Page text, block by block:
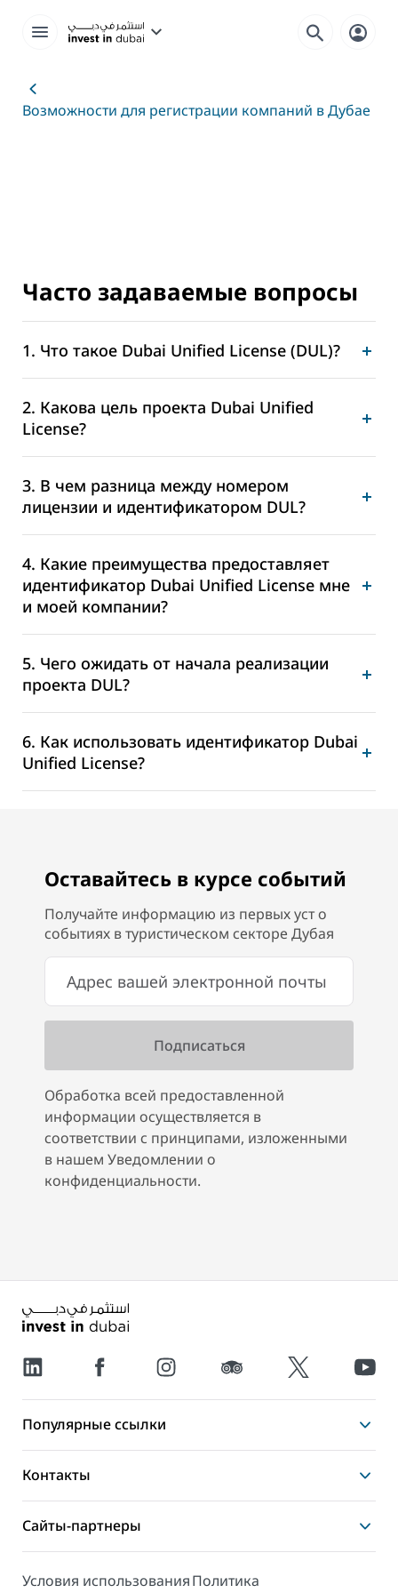
Возможности для регистрации компаний в Дубае
Часто задаваемые вопросы
1. Что такое Dubai Unified License (DUL)?
2. Какова цель проекта Dubai Unified
License?
3. В чем разница между номером
лицензии и идентификатором DUL?
4. Какие преимущества предоставляет
идентификатор Dubai Unified License мне
и моей компании?
5. Чего ожидать от начала реализации
проекта DUL?
6. Как использовать идентификатор Dubai
Unified License?
Оставайтесь в курсе событий
Получайте информацию из первых уст о
событиях в туристическом секторе Дубая
Обработка всей предоставленной
информации осуществляется в
соответствии с принципами, изложенными
в нашем Уведомлении о
конфиденциальности.
Популярные ссылки
Контакты
Сайты-партнеры
Условия использованияПолитика